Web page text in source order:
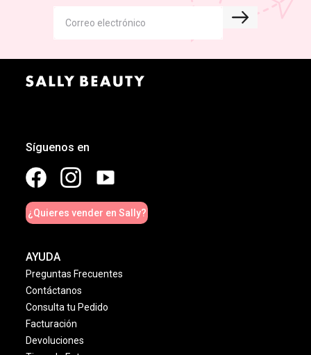
Síguenos en
¿Quieres vender en Sally?
AYUDA
Preguntas Frecuentes
Contáctanos
Consulta tu Pedido
Facturación
Devoluciones